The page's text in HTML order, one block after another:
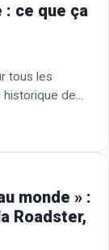
ce que ça
tous les
de
monde » :
Roadster,